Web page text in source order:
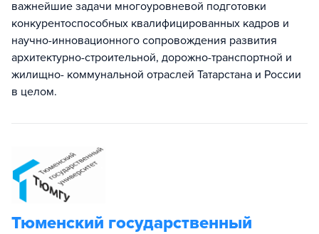
важнейшие задачи многоуровневой подготовки
конкурентоспособных квалифицированных кадров и
научно-инновационного сопровождения развития
архитектурно-строительной, дорожно-транспортной и
жилищно- коммунальной отраслей Татарстана и России
в целом.
Тюменский государственный